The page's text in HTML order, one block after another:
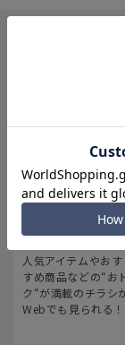
最新のお買い得情
人気アイテムやおす
すめ商品などの“お
ク“が満載のチラシ
Webでも見られる！